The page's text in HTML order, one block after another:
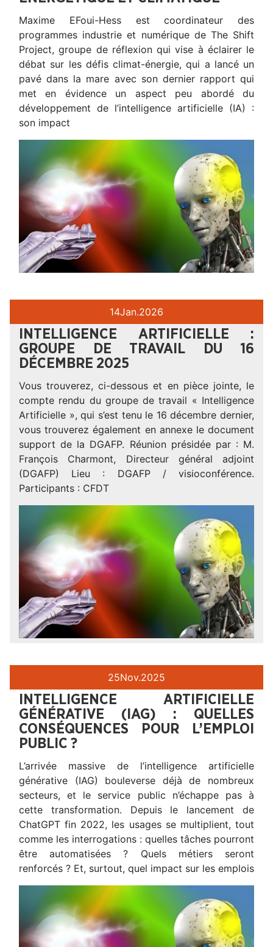
Maxime EFoui-Hess est coordinateur des
programmes industrie et numérique de The Shift
Project, groupe de réflexion qui vise à éclairer le
débat sur les défis climat-énergie, qui a lancé un
pavé dans la mare avec son dernier rapport qui
met en évidence un aspect peu abordé du
développement de l’intelligence artificielle (IA) :
son impact
14Jan.2026
INTELLIGENCE ARTIFICIELLE :
GROUPE DE TRAVAIL DU 16
DÉCEMBRE 2025
Vous trouverez, ci-dessous et en pièce jointe, le
compte rendu du groupe de travail « Intelligence
Artificielle », qui s’est tenu le 16 décembre dernier,
vous trouverez également en annexe le document
support de la DGAFP. Réunion présidée par : M.
François Charmont, Directeur général adjoint
(DGAFP) Lieu : DGAFP / visioconférence.
Participants : CFDT
25Nov.2025
INTELLIGENCE ARTIFICIELLE
GÉNÉRATIVE (IAG) : QUELLES
CONSÉQUENCES POUR L’EMPLOI
PUBLIC ?
L’arrivée massive de l’intelligence artificielle
générative (IAG) bouleverse déjà de nombreux
secteurs, et le service public n’échappe pas à
cette transformation. Depuis le lancement de
ChatGPT fin 2022, les usages se multiplient, tout
comme les interrogations : quelles tâches pourront
être automatisées ? Quels métiers seront
renforcés ? Et, surtout, quel impact sur les emplois